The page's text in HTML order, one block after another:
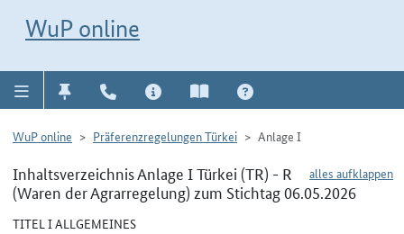
WuP online
WuP online Präferenzregelungen Türkei Anlage I
alles aufklappen
Inhaltsverzeichnis Anlage I Türkei (TR) - R
(Waren der Agrarregelung) zum Stichtag 06.05.2026
TITEL I ALLGEMEINES